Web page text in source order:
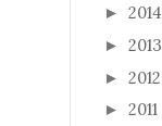
► 2014
► 2013
► 2012
► 2011